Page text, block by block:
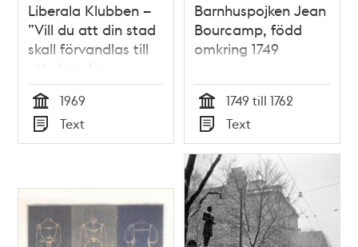
Liberala Klubben –
”Vill du att din stad
skall förvandlas till
ett slags Los
Angeles”, artikel
1969.
Tid
1969
Typ
Text
Barnhuspojken Jean
Bourcamp, född
omkring 1749
Tid
1749 till 1762
Typ
Text